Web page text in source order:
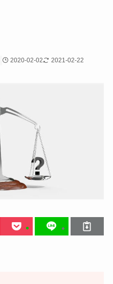
2020-02-02 2021-02-22